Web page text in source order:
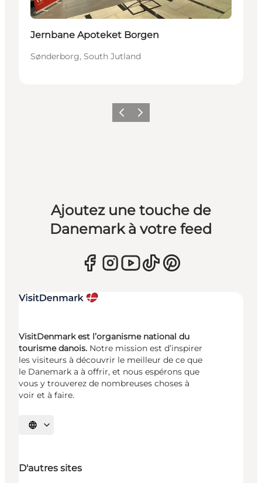
Jernbane Apoteket Borgen
Sønderborg, South Jutland
PrécédentSuivant
Ajoutez une touche de
Danemark à votre feed
VisitDenmark est l’organisme national du
tourisme danois. Notre mission est d’inspirer
les visiteurs à découvrir le meilleur de ce que
le Danemark a à offrir, et nous espérons que
vous y trouverez de nombreuses choses à
voir et à faire.
Choisissez la langue
D'autres sites